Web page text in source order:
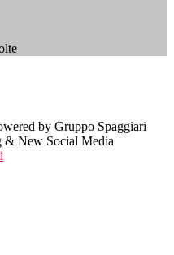
by Gruppo Spaggiari
& New Social Media